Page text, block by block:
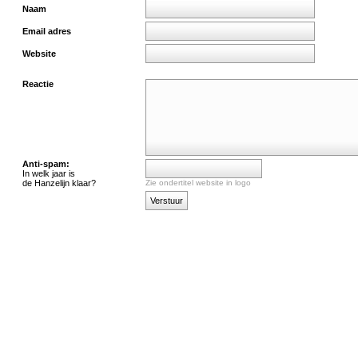
Naam
Email adres
Website
Reactie
Anti-spam:
In welk jaar is
de Hanzelijn klaar?
Zie ondertitel website in logo